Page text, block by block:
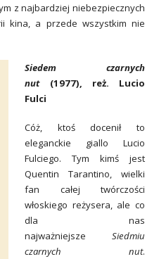
z najbardziej niebezpiecznych
kina, a przede wszystkim nie
Siedem czarnych
nut(1977), reż. Lucio
Fulci
Cóż, ktoś docenił to
eleganckie giallo Lucio
Fulciego. Tym kimś jest
Quentin Tarantino, wielki
fan całej twórczości
włoskiego reżysera, ale co
dla nas
najważniejsze Siedmiu
czarnych nut.